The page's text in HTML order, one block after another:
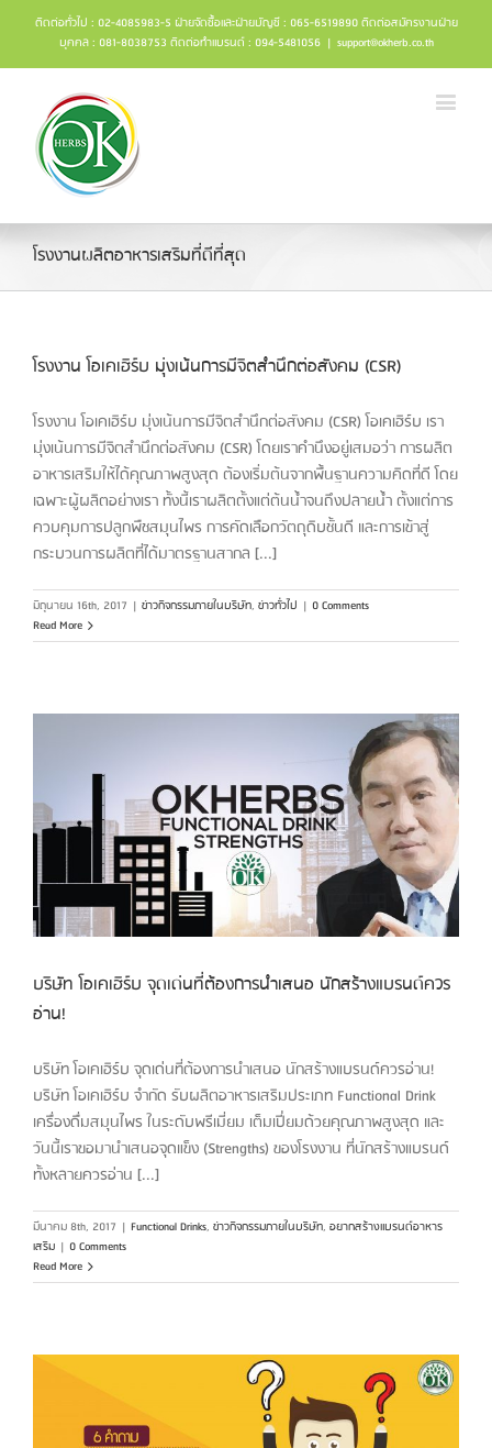
ติดต่อทั่วไป : 02-4085983-5 ฝ่ายจัดซื้อและฝ่ายบัญชี : 065-6519890 ติดต่อสมัครงานฝ่าย
บุคคล : 081-8038753 ติดต่อทำแบรนด์ : 094-5481056 | support@okherb.co.th
โรงงานผลิตอาหารเสริมที่ดีที่สุด
โรงงาน โอเคเฮิร์บ มุ่งเน้นการมีจิตสำนึกต่อสังคม (CSR)
โรงงาน โอเคเฮิร์บ มุ่งเน้นการมีจิตสำนึกต่อสังคม (CSR) โอเคเฮิร์บ เรา
มุ่งเน้นการมีจิตสำนึกต่อสังคม (CSR) โดยเราคำนึงอยู่เสมอว่า การผลิต
อาหารเสริมให้ได้คุณภาพสูงสุด ต้องเริ่มต้นจากพื้นฐานความคิดที่ดี โดย
เฉพาะผู้ผลิตอย่างเรา ทั้งนี้เราผลิตตั้งแต่ต้นน้ำจนถึงปลายน้ำ ตั้งแต่การ
ควบคุมการปลูกพืชสมุนไพร การคัดเลือกวัตถุดิบชั้นดี และการเข้าสู่
กระบวนการผลิตที่ได้มาตรฐานสากล [...]
มิถุนายน 16th, 2017 | ข่าวกิจกรรมภายในบริษัท, ข่าวทั่วไป | 0 Comments
Read More
บริษัท โอเคเฮิร์บ จุดเด่นที่ต้องการนำเสนอ นักสร้างแบรนด์ควร
อ่าน!
บริษัท โอเคเฮิร์บ จุดเด่นที่ต้องการนำเสนอ นักสร้างแบรนด์ควรอ่าน!
บริษัท โอเคเฮิร์บ จำกัด รับผลิตอาหารเสริมประเภท Functional Drink
เครื่องดื่มสมุนไพร ในระดับพรีเมี่ยม เต็มเปี่ยมด้วยคุณภาพสูงสุด และ
วันนี้เราขอมานำเสนอจุดแข็ง (Strengths) ของโรงงาน ที่นักสร้างแบรนด์
ทั้งหลายควรอ่าน [...]
มีนาคม 8th, 2017 | Functional Drinks, ข่าวกิจกรรมภายในบริษัท, อยากสร้างแบรนด์อาหาร
เสริม | 0 Comments
Read More